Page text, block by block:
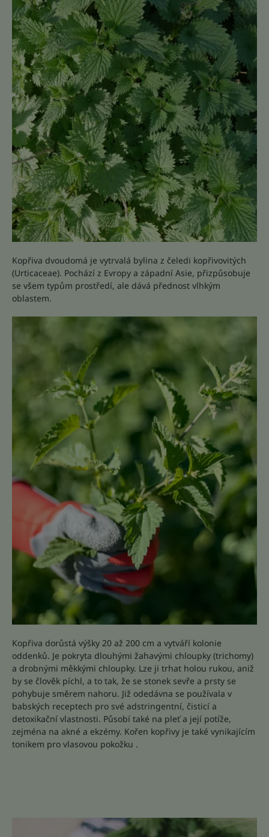
Kopřiva dvoudomá je vytrvalá bylina z čeledi kopřivovitých
(Urticaceae). Pochází z Evropy a západní Asie, přizpůsobuje
se všem typům prostředí, ale dává přednost vlhkým
oblastem.
Kopřiva dorůstá výšky 20 až 200 cm a vytváří kolonie
oddenků. Je pokryta dlouhými žahavými chloupky (trichomy)
a drobnými měkkými chloupky. Lze ji trhat holou rukou, aniž
by se člověk píchl, a to tak, že se stonek sevře a prsty se
pohybuje směrem nahoru. Již odedávna se používala v
babských receptech pro své adstringentní, čisticí a
detoxikační vlastnosti. Působí také na pleť a její potíže,
zejména na akné a ekzémy. Kořen kopřivy je také vynikajícím
tonikem pro vlasovou pokožku .